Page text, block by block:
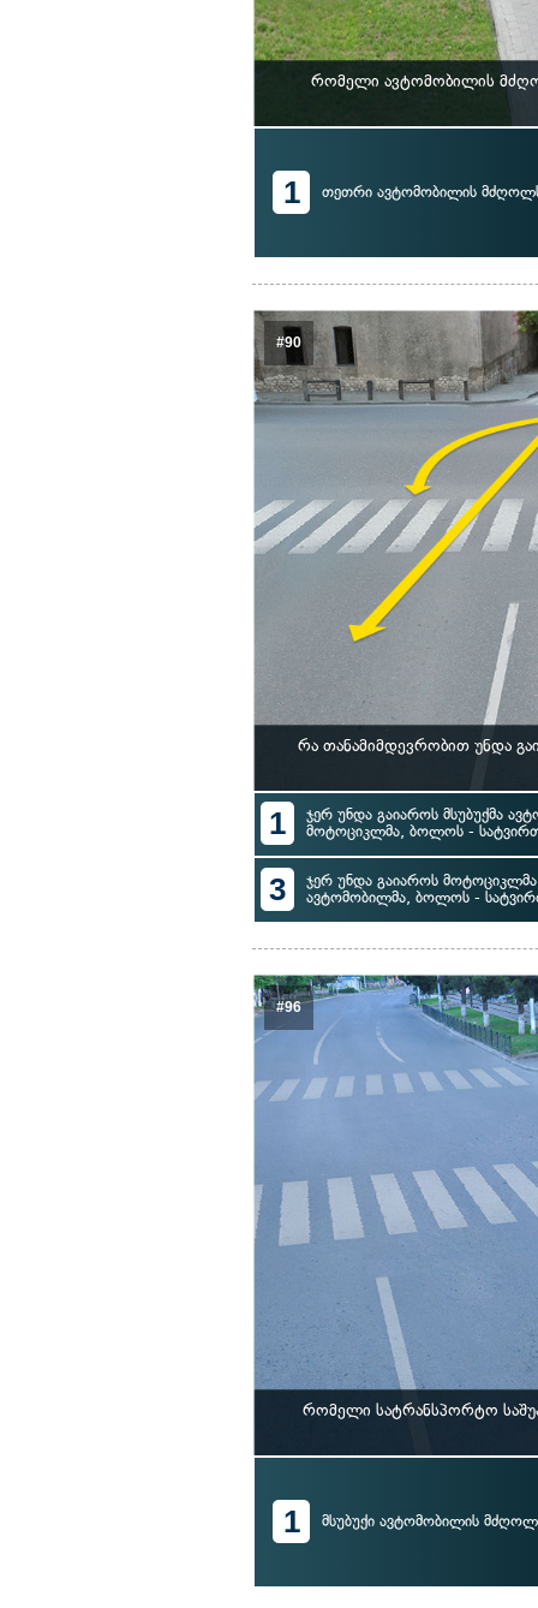
რომელი ავტომობილის
1 თეთრი ავტომობილის
#90
რა თანამიმდევრობით უნდა
1
ჯერ უნდა გაიაროს მსუბუქმა
მოტოციკლმა, ბოლოს -
3
ჯერ უნდა გაიაროს მოტოციკლმა,
ავტომობილმა, ბოლოს -
#96
რომელი სატრანსპორტო
1 მსუბუქი ავტომობილის